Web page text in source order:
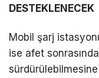
DESTEKLENECEK
Mobil şarj
ise afet